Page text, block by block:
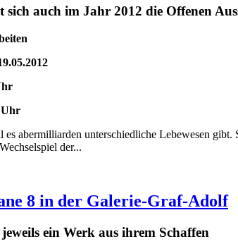
auch im Jahr 2012 die Offenen
Uhr
abermilliarden unterschiedliche Lebewesen
der...
8 in der Galerie-Graf-Adolf
ein Werk aus ihrem Schaffen